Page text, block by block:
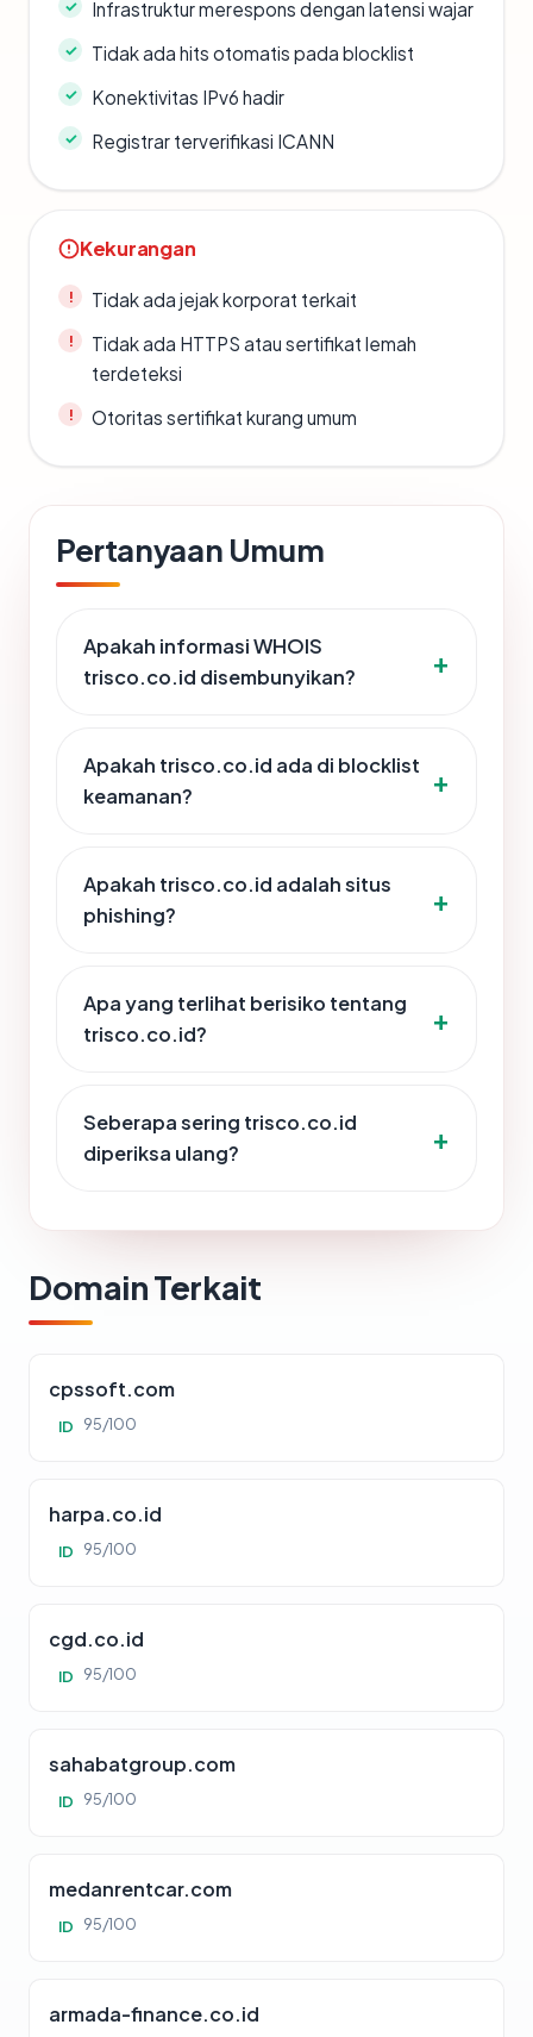
Infrastruktur merespons dengan latensi wajar
Tidak ada hits otomatis pada blocklist
Konektivitas IPv6 hadir
Registrar terverifikasi ICANN
Kekurangan
Tidak ada jejak korporat terkait
Tidak ada HTTPS atau sertifikat lemah
terdeteksi
Otoritas sertifikat kurang umum
Pertanyaan Umum
Apakah informasi WHOIS
trisco.co.id disembunyikan?
Apakah trisco.co.id ada di blocklist
keamanan?
Apakah trisco.co.id adalah situs
phishing?
Apa yang terlihat berisiko tentang
trisco.co.id?
Seberapa sering trisco.co.id
diperiksa ulang?
Domain Terkait
cpssoft.com
ID 95/100
harpa.co.id
ID 95/100
cgd.co.id
ID 95/100
sahabatgroup.com
ID 95/100
medanrentcar.com
ID 95/100
armada-finance.co.id